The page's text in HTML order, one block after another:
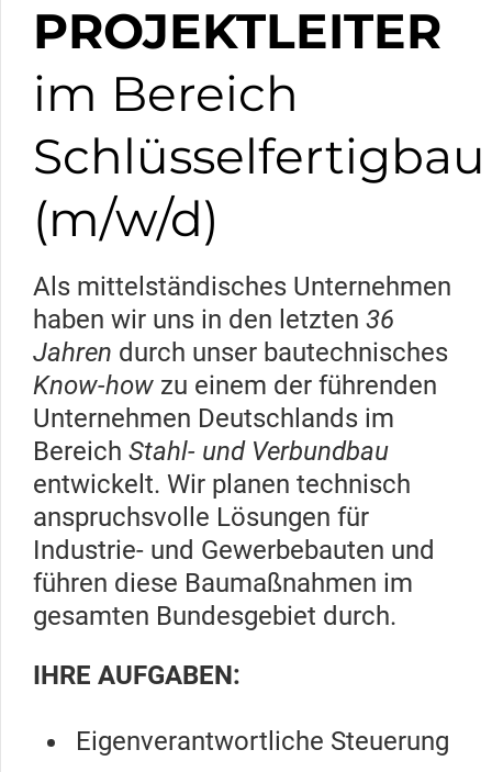
PROJEKTLEITER
im Bereich
Schlüsselfertigbau
(m/w/d)
Als mittelständisches Unternehmen
haben wir uns in den letzten 36
Jahren durch unser bautechnisches
Know-how zu einem der führenden
Unternehmen Deutschlands im
Bereich Stahl- und Verbundbau
entwickelt. Wir planen technisch
anspruchsvolle Lösungen für
Industrie- und Gewerbebauten und
führen diese Baumaßnahmen im
gesamten Bundesgebiet durch.
IHRE AUFGABEN:
Eigenverantwortliche Steuerung